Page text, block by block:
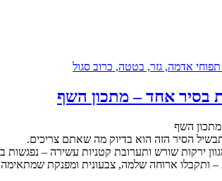
בסיר אחד – מתכון השף
מתכון השף
הסיר הזה הוא בדיוק מה שאתם צריכים.
ירקות שורש ותערובת קטניות עשירה –
ותקבלו ארוחה שלמה, צבעונית ומפנקת